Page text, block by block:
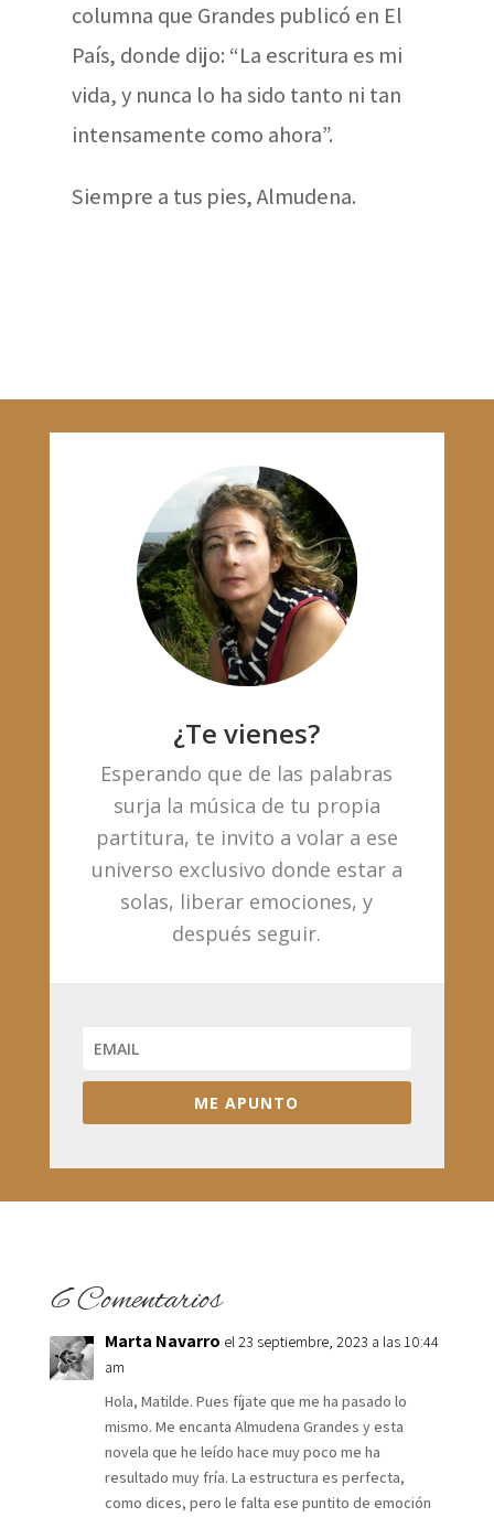
columna que Grandes publicó en El
País, donde dijo: “La escritura es mi
vida, y nunca lo ha sido tanto ni tan
intensamente como ahora”.
Siempre a tus pies, Almudena.
¿Te vienes?
Esperando que de las palabras
surja la música de tu propia
partitura, te invito a volar a ese
universo exclusivo donde estar a
solas, liberar emociones, y
después seguir.
ME APUNTO
6 Comentarios
Marta Navarro el 23 septiembre, 2023 a las 10:44
am
Hola, Matilde. Pues fíjate que me ha pasado lo
mismo. Me encanta Almudena Grandes y esta
novela que he leído hace muy poco me ha
resultado muy fría. La estructura es perfecta,
como dices, pero le falta ese puntito de emoción